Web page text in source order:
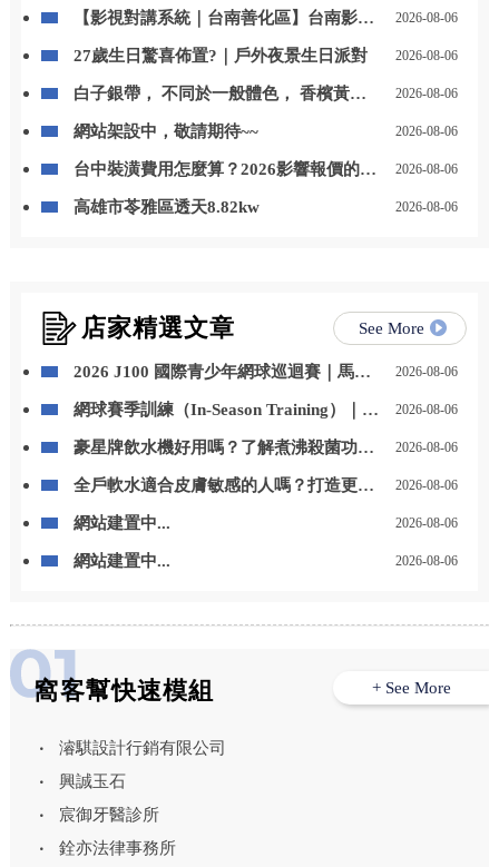
【影視對講系統｜台南善化區】台南影視
2026-08-06
27歲生日驚喜佈置?｜戶外夜景生日派對 2026-08-06
白子銀帶， 不同於一般體色， 香檳黃的
型代表。 喜歡這種清爽質感的魚， 歡迎
訊可協助挑選 地址：高雄市美濃區成功路
46號 官方line:@awh29
2026-08-06
網站架設中，敬請期待~~ 2026-08-06
台中裝潢費用怎麼算？2026影響報價的5
2026-08-06
高雄市苓雅區透天8.82kw 2026-08-06
店家精選文章 See More
2026 J100 國際青少年網球巡迴賽｜馬來
2026-08-06
網球賽季訓練（In-Season Training）｜如
2026-08-06
豪星牌飲水機好用嗎？了解煮沸殺菌功能
雄飲水機推薦
2026-08-06
全戶軟水適合皮膚敏感的人嗎？打造更舒
高雄全戶軟水設備安裝
2026-08-06
網站建置中... 2026-08-06
網站建置中... 2026-08-06
窩客幫快速模組
濬騏設計行銷有限公司
興誠玉石
宸御牙醫診所
銓亦法律事務所
+ See More